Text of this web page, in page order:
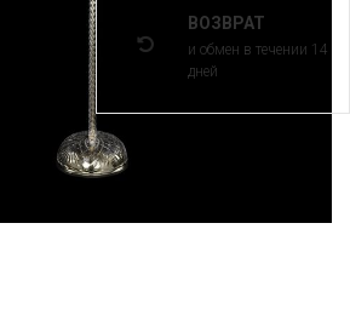
ВОЗВРАТ
и обмен в течении 14
дней